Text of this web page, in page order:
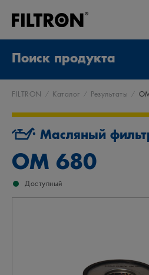
Поиск продукта
FILTRON Каталог Результаты
Масляный
OM 680
Доступный